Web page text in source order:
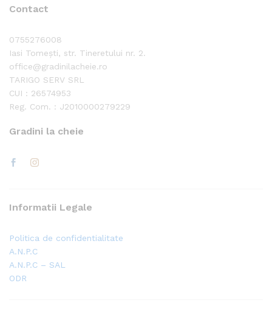
Contact
0755276008
Iasi Tomești, str. Tineretului nr. 2.
office@gradinilacheie.ro
TARIGO SERV SRL
CUI : 26574953
Reg. Com. : J2010000279229
Gradini la cheie
Informatii Legale
Politica de confidentialitate
A.N.P.C
A.N.P.C – SAL
ODR